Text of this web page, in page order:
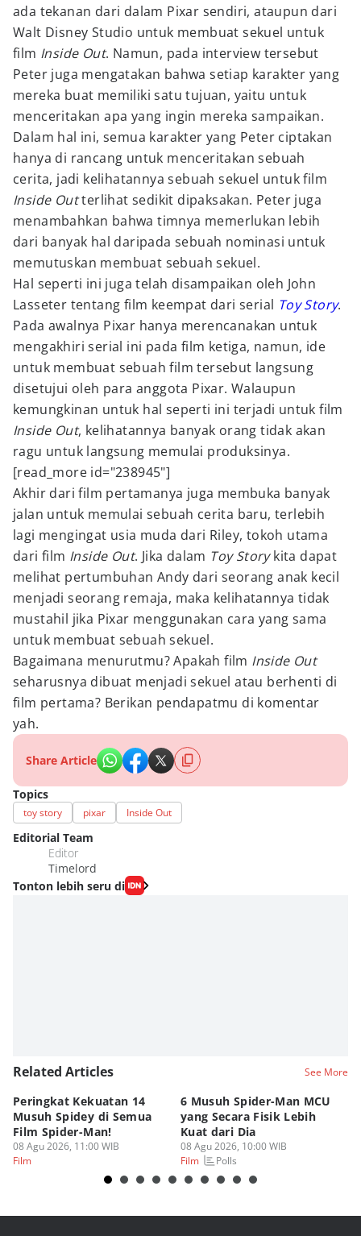
ada tekanan dari dalam Pixar sendiri, ataupun dari
Walt Disney Studio untuk membuat sekuel untuk
film Inside Out. Namun, pada interview tersebut
Peter juga mengatakan bahwa setiap karakter yang
mereka buat memiliki satu tujuan, yaitu untuk
menceritakan apa yang ingin mereka sampaikan.
Dalam hal ini, semua karakter yang Peter ciptakan
hanya di rancang untuk menceritakan sebuah
cerita, jadi kelihatannya sebuah sekuel untuk film
Inside Outterlihat sedikit dipaksakan. Peter juga
menambahkan bahwa timnya memerlukan lebih
dari banyak hal daripada sebuah nominasi untuk
memutuskan membuat sebuah sekuel.
Hal seperti ini juga telah disampaikan oleh John
Lasseter tentang film keempat dari serial Toy Story.
Pada awalnya Pixar hanya merencanakan untuk
mengakhiri serial ini pada film ketiga, namun, ide
untuk membuat sebuah film tersebut langsung
disetujui oleh para anggota Pixar. Walaupun
kemungkinan untuk hal seperti ini terjadi untuk film
Inside Out, kelihatannya banyak orang tidak akan
ragu untuk langsung memulai produksinya.
[read_more id="238945"]
Akhir dari film pertamanya juga membuka banyak
jalan untuk memulai sebuah cerita baru, terlebih
lagi mengingat usia muda dari Riley, tokoh utama
dari film Inside Out. Jika dalam Toy Storykita dapat
melihat pertumbuhan Andy dari seorang anak kecil
menjadi seorang remaja, maka kelihatannya tidak
mustahil jika Pixar menggunakan cara yang sama
untuk membuat sebuah sekuel.
Bagaimana menurutmu? Apakah film Inside Out
seharusnya dibuat menjadi sekuel atau berhenti di
film pertama? Berikan pendapatmu di komentar
yah.
Share Article
Topics
toy story pixar Inside Out
Editorial Team
Editor
Timelord
Tonton lebih seru di
Related Articles See More
Peringkat Kekuatan 14
Musuh Spidey di Semua
Film Spider-Man!
08 Agu 2026, 11:00 WIB
Film
6 Musuh Spider-Man MCU
yang Secara Fisik Lebih
Kuat dari Dia
08 Agu 2026, 10:00 WIB
Film
Polls